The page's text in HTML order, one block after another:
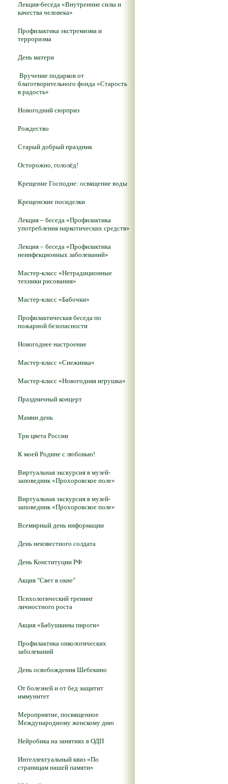
Лекция-беседа «Внутренние силы и
качества человека»
Профилактика экстремизма и
терроризма
День матери
Вручение подарков от
благотворительного фонда «Старость
в радость»
Новогодний сюрприз
Рождество
Старый добрый праздник
Осторожно, гололёд!
Крещение Господне: освящение воды
Крещенские посиделки
Лекция – беседа «Профилактика
употребления наркотических средств»
Лекция – беседа «Профилактика
неинфекционных заболеваний»
Мастер-класс «Нетрадиционные
техники рисования»
Мастер-класс «Бабочки»
Профилактическая беседа по
пожарной безопасности
Новогоднее настроение
Мастер-класс «Снежинка»
Мастер-класс «Новогодняя игрушка»
Праздничный концерт
Мамин день
Три цвета России
К моей Родине с любовью!
Виртуальная экскурсия в музей-
заповедник «Прохоровское поле»
Виртуальная экскурсия в музей-
заповедник «Прохоровское поле»
Всемирный день информации
День неизвестного солдата
День Конституции РФ
Акция "Свет в окне"
Психологический тренинг
личностного роста
Акция «Бабушкины пироги»
Профилактика онкологических
заболеваний
День освобождения Шебекино
От болезней и от бед защитит
иммунитет
Мероприятие, посвященное
Международному женскому дню
Нейробика на занятиях в ОДП
Интеллектуальный квиз «По
страницам нашей памяти»